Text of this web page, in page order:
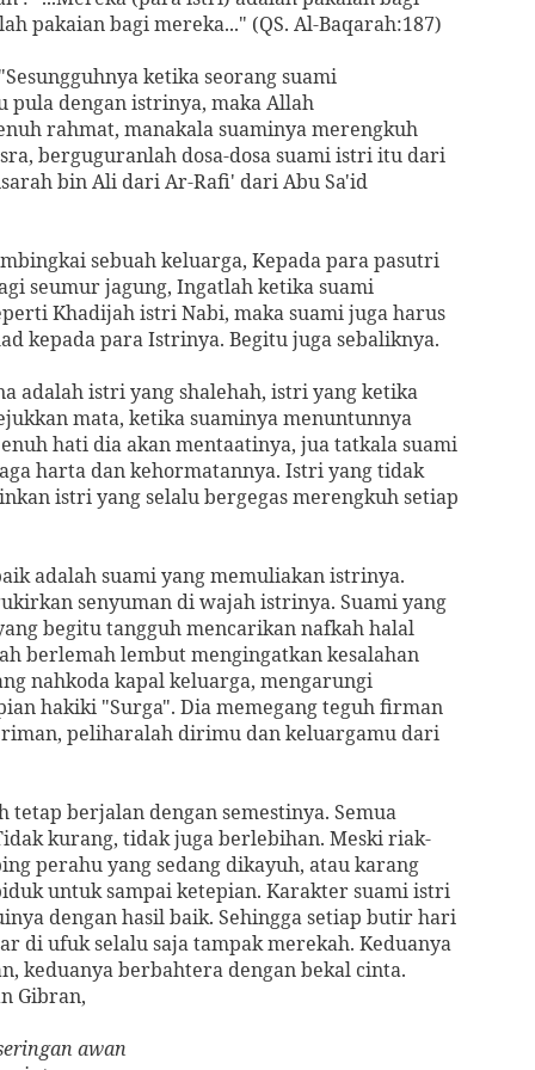
pakaian bagi mereka..." (QS. Al-Baqarah:187)
ketika seorang suami
dengan istrinya, maka Allah
rahmat, manakala suaminya merengkuh
berguguranlah dosa-dosa suami istri itu dari
bin Ali dari Ar-Rafi' dari Abu Sa'id
sebuah keluarga, Kepada para pasutri
seumur jagung, Ingatlah ketika suami
Khadijah istri Nabi, maka suami juga harus
kepada para Istrinya. Begitu juga sebaliknya.
adalah istri yang shalehah, istri yang ketika
mata, ketika suaminya menuntunnya
hati dia akan mentaatinya, jua tatkala suami
harta dan kehormatannya. Istri yang tidak
istri yang selalu bergegas merengkuh setiap
adalah suami yang memuliakan istrinya.
senyuman di wajah istrinya. Suami yang
begitu tangguh mencarikan nafkah halal
berlemah lembut mengingatkan kesalahan
nahkoda kapal keluarga, mengarungi
hakiki "Surga". Dia memegang teguh firman
peliharalah dirimu dan keluargamu dari
berjalan dengan semestinya. Semua
kurang, tidak juga berlebihan. Meski riak-
perahu yang sedang dikayuh, atau karang
untuk sampai ketepian. Karakter suami istri
dengan hasil baik. Sehingga setiap butir hari
di ufuk selalu saja tampak merekah. Keduanya
keduanya berbahtera dengan bekal cinta.
Gibran,
awan